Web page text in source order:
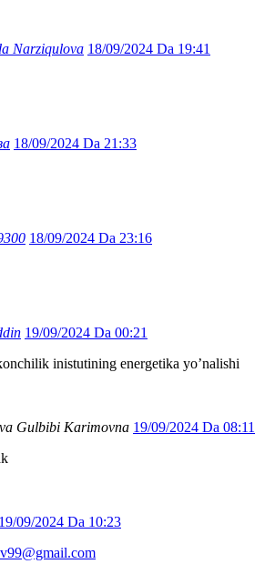
Narziqulova 18/09/2024 Da 19:41
18/09/2024 Da 21:33
18/09/2024 Da 23:16
19/09/2024 Da 00:21
inistutining energetika yo’nalishi
Gulbibi Karimovna 19/09/2024 Da 08:11
19/09/2024 Da 10:23